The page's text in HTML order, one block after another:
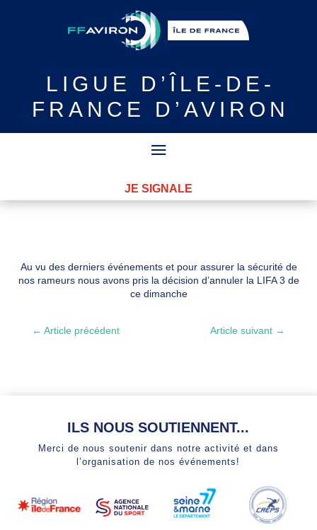
LIGUE
D’ÎLE-DE-
FRANCE D’AVIRON
JE SIGNALE
Au vu des derniers événements et pour assurer la sécurité de
nos rameurs nous avons pris la décision d’annuler la LIFA 3 de
ce dimanche
← Article précédent Article suivant →
ILS NOUS SOUTIENNENT...
Merci de nous soutenir dans notre activité et dans
l’organisation de nos événements!